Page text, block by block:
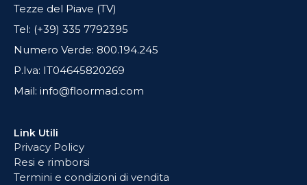
Tezze del Piave (TV)
Tel: (+39) 335 7792395
Numero Verde: 800.194.245
P.Iva: IT04645820269
Mail: info@floormad.com
Link Utili
Privacy Policy
Resi e rimborsi
Termini e condizioni di vendita